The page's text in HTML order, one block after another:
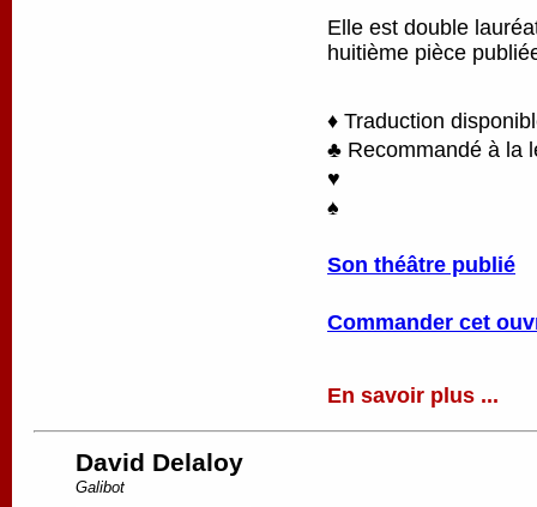
Elle est double
huitième pièce
♦ Traduction
♣ Recommandé à la
♥
♠
Son théâtre publié
Commander cet
En savoir plus ...
David Delaloy
Galibot